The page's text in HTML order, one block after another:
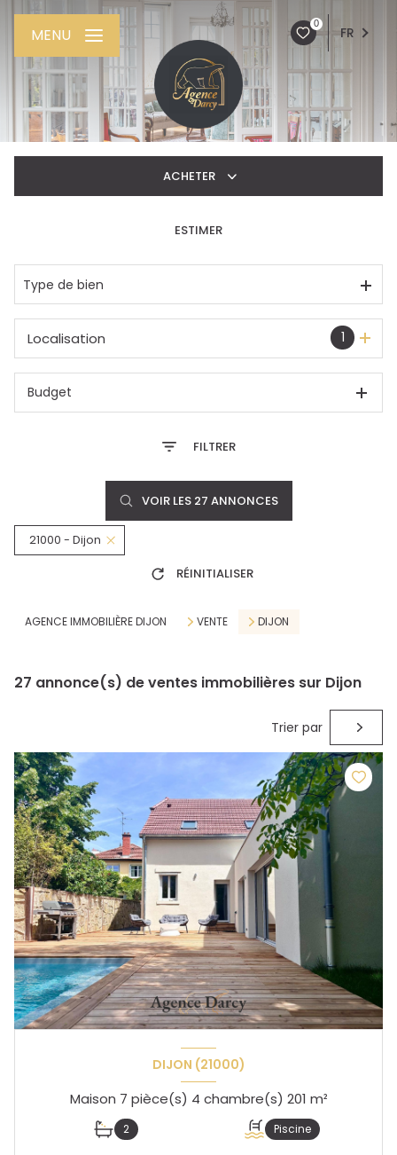
0
FR
MENU
ACHETER
De l'immo pro
ESTIMER
Type de bien
1
Localisation
Budget
FILTRER
VOIR LES 27 ANNONCES
21000 - Dijon
RÉINITIALISER
AGENCE IMMOBILIÈRE DIJON VENTE DIJON
27 annonce(s) de ventes immobilières sur Dijon
Trier par
DIJON (21000)
Maison 7 pièce(s) 4 chambre(s) 201 m²
2 Piscine